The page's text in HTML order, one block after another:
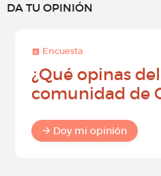
DA TU OPINIÓN
Encuesta
¿Qué opinas
comunidad de
Doy mi opinión